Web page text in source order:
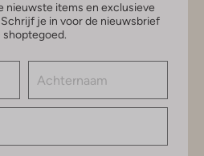
nieuwste items en exclusieve
je in voor de nieuwsbrief
shoptegoed.